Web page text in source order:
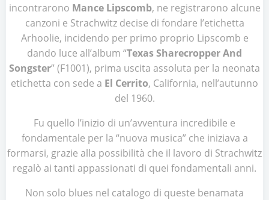
incontrarono Mance Lipscomb, ne registrarono alcune
canzoni e Strachwitz decise di fondare l’etichetta
Arhoolie, incidendo per primo proprio Lipscomb e
dando luce all’album “Texas Sharecropper And
Songster” (F1001), prima uscita assoluta per la neonata
etichetta con sede a El Cerrito, California, nell’autunno
del 1960.
Fu quello l’inizio di un’avventura incredibile e
fondamentale per la “nuova musica” che iniziava a
formarsi, grazie alla possibilità che il lavoro di Strachwitz
regalò ai tanti appassionati di quei fondamentali anni.
Non solo blues nel catalogo di queste benamata